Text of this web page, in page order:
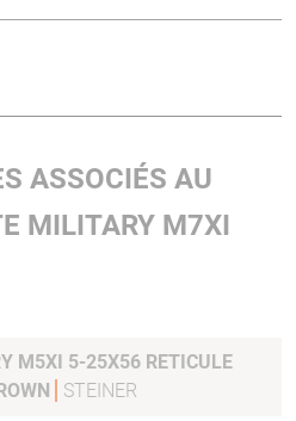
ASSOCIÉS AU
MILITARY M7XI
M5XI 5-25X56 RETICULE
STEINER